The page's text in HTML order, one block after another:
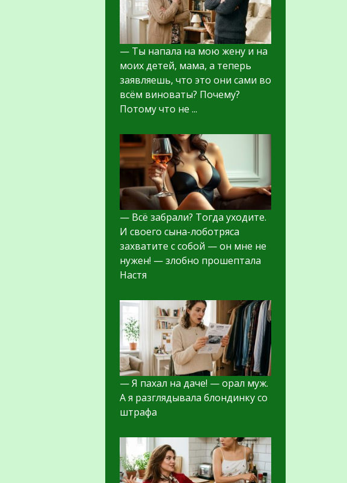
— Ты напала на мою жену и на
моих детей, мама, а теперь
заявляешь, что это они сами во
всём виноваты? Почему?
Потому что не ...
— Всё забрали? Тогда уходите.
И своего сына-лоботряса
захватите с собой — он мне не
нужен! — злобно прошептала
Настя
— Я пахал на даче! — орал муж.
А я разглядывала блондинку со
штрафа